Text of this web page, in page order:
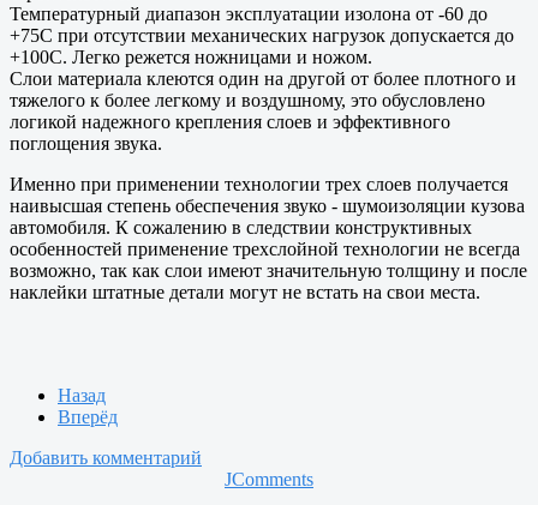
Температурный диапазон эксплуатации изолона от -60 до
+75C при отсутствии механических нагрузок допускается до
+100C. Легко режется ножницами и ножом.
Слои материала клеются один на другой от более плотного и
тяжелого к более легкому и воздушному, это обусловлено
логикой надежного крепления слоев и эффективного
поглощения звука.
Именно при применении технологии трех слоев получается
наивысшая степень обеспечения звуко - шумоизоляции кузова
автомобиля. К сожалению в следствии конструктивных
особенностей применение трехслойной технологии не всегда
возможно, так как слои имеют значительную толщину и после
наклейки штатные детали могут не встать на свои места.
Назад
Вперёд
Добавить комментарий
JComments